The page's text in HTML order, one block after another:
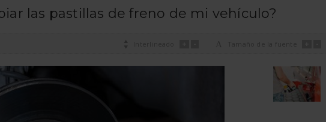
las pastillas de freno de mi vehículo?